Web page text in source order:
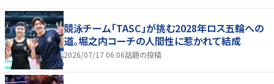
競泳チーム「TASC」が挑む2028年ロス五輪への
道。堀之内コーチの人間性に惹かれて結成
2026/07/17 06:06話題の投稿